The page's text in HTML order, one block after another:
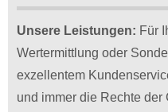
Unsere Leistungen: Für
Wertermittlung oder
exzellentem
und immer die Rechte